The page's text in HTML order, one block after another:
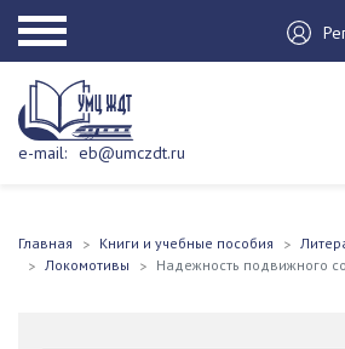
e-mail: eb@umczdt.ru
Главная Книги и учебные пособия
Локомотивы
Надежность подвижного